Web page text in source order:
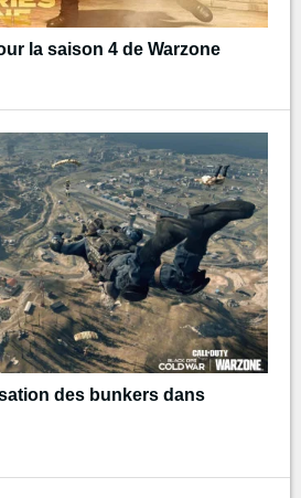
la saison 4 de Warzone
des bunkers dans